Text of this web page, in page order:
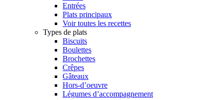
Entrées
Plats principaux
Voir toutes les recettes
Types de plats
Biscuits
Boulettes
Brochettes
Crêpes
Gâteaux
Hors-d’oeuvre
Légumes d’accompagnement